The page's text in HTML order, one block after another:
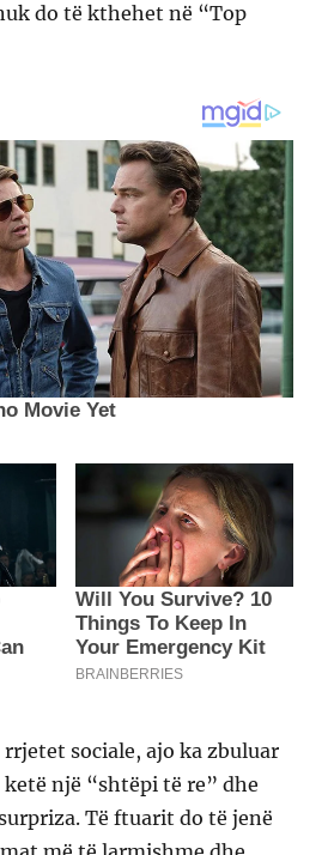
do të kthehet në “Top
sociale, ajo ka zbuluar
ketë një “shtëpi të re” dhe
Të ftuarit do të jenë